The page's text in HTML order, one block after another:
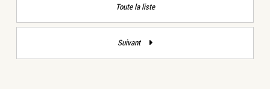
Toute la liste
Suivant